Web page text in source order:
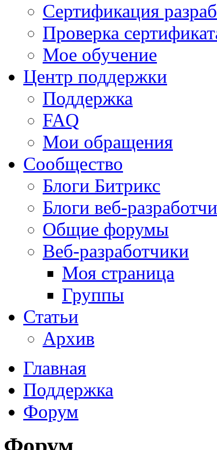
Сертификация
Проверка
Мое обучение
Центр поддержки
Поддержка
FAQ
Мои обращения
Сообщество
Блоги Битрикс
Блоги веб-
Общие форумы
Веб-разработчики
Моя страница
Группы
Статьи
Архив
Главная
Поддержка
Форум